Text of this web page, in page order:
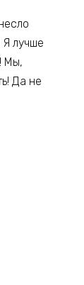
Я лучше
Мы,
Да не